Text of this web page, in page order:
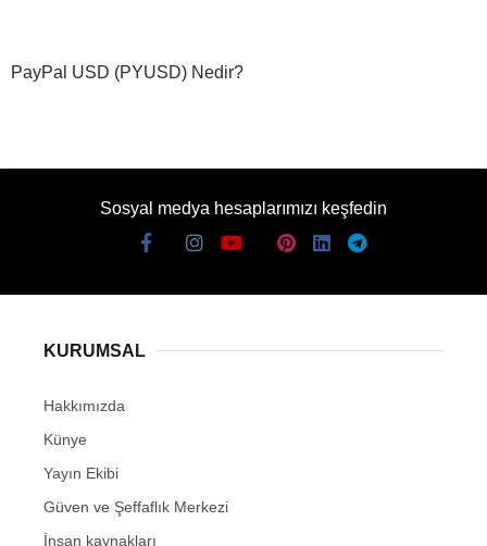
PayPal USD (PYUSD) Nedir?
Sosyal medya hesaplarımızı keşfedin
KURUMSAL
Hakkımızda
Künye
Yayın Ekibi
Güven ve Şeffaflık Merkezi
İnsan kaynakları